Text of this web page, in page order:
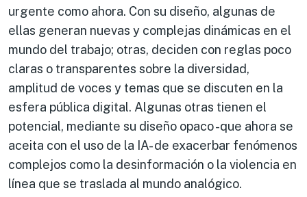
urgente como ahora. Con su diseño, algunas de
ellas generan nuevas y complejas dinámicas en el
mundo del trabajo; otras, deciden con reglas poco
claras o transparentes sobre la diversidad,
amplitud de voces y temas que se discuten en la
esfera pública digital. Algunas otras tienen el
potencial, mediante su diseño opaco -que ahora se
aceita con el uso de la IA- de exacerbar fenómenos
complejos como la desinformación o la violencia en
línea que se traslada al mundo analógico.